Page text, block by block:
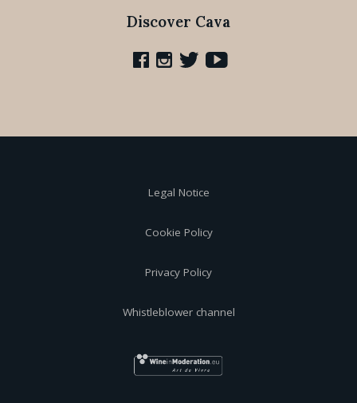
Discover Cava
Legal Notice
Cookie Policy
Privacy Policy
Whistleblower channel